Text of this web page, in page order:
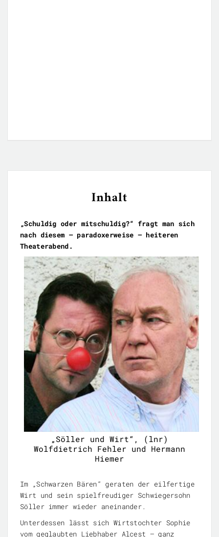
Inhalt
„Schuldig oder mitschuldig?“ fragt man sich
nach diesem – paradoxerweise – heiteren
Theaterabend.
„Söller und Wirt“, (lnr)
Wolfdietrich Fehler und Hermann
Hiemer
Im „Schwarzen Bären“ geraten der eilfertige
Wirt und sein spielfreudiger Schwiegersohn
Söller immer wieder aneinander.
Unterdessen lässt sich Wirtstochter Sophie
vom geglaubten Liebhaber Alcest – ganz